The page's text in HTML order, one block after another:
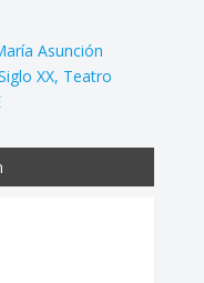
Asunción
XX Teatro